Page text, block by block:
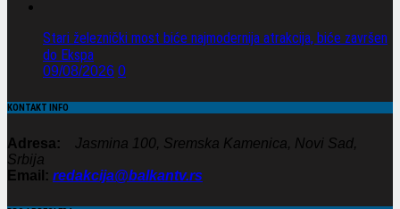
Stari železnički most biće najmodernija atrakcija, biće završen
do Ekspa
09/08/2026 0
KONTAKT INFO
Adresa:
Jasmina 100, Sremska Kamenica, Novi Sad,
Srbija
Email: redakcija@balkantv.rs